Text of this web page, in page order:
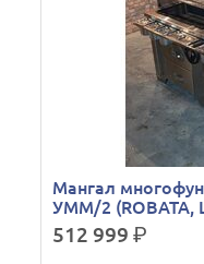
Мангал
УММ/2 (ROBATA,
512 999р.